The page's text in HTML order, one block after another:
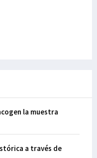
la muestra
a través de